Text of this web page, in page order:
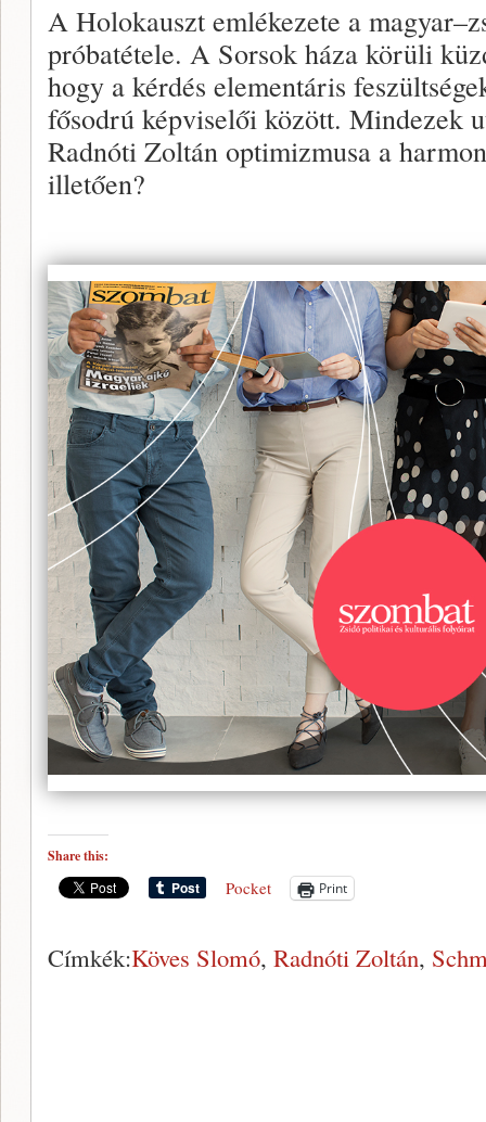
A Holokauszt emlékezete a
próbatétele. A Sorsok háza körüli
hogy a kérdés elementáris
fősodrú képviselői között. Mindezek
Radnóti Zoltán optimizmusa a
illetően?
Share this:
Pocket Print
Címkék:Köves Slomó, Radnóti Zoltán,